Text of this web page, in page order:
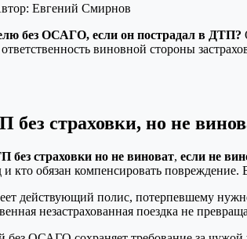
Евгений Смирнов
без ОСАГО, если он пострадал в ДТП?
виновной стороны
страховки, но не
без страховки но не виноват, если не
и кто обязан компенсировать
действующий полис, потерпевшему
незастрахованная поездка не